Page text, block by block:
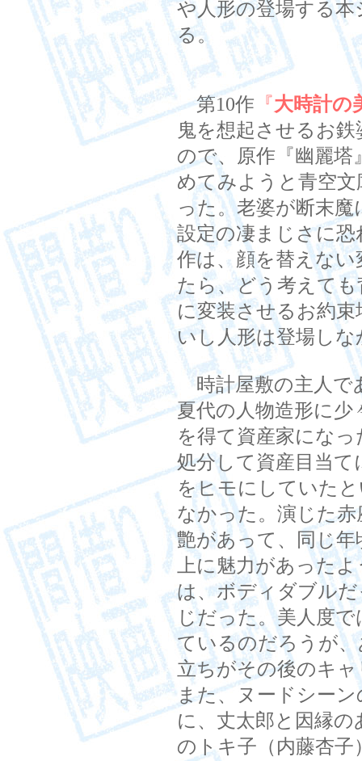
や人形の登場する
る。
第10作 『大時計の
鬼を想起させるお
ので、原作『幽麗
めてみようと青空
った。老婆が断末
設定の凄まじさに
作は、顔を替えな
たら、どう考えて
に変装させるお約
いし人形は登場しな
時計屋敷の主人で
夏代の人物造形に少
を得て資産家にな
処分して資産目当
をヒモにしていた
なかった。演じた
艶があって、同じ
上に魅力があった
は、ボディダブル
じだった。美人度
ているのだろうが
立ちがその後のキ
また、ヌードシー
に、丈太郎と因縁
のトキ子（内藤杏